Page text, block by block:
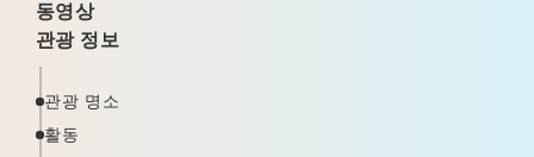
동영상
관광 정보
관광 명소
활동